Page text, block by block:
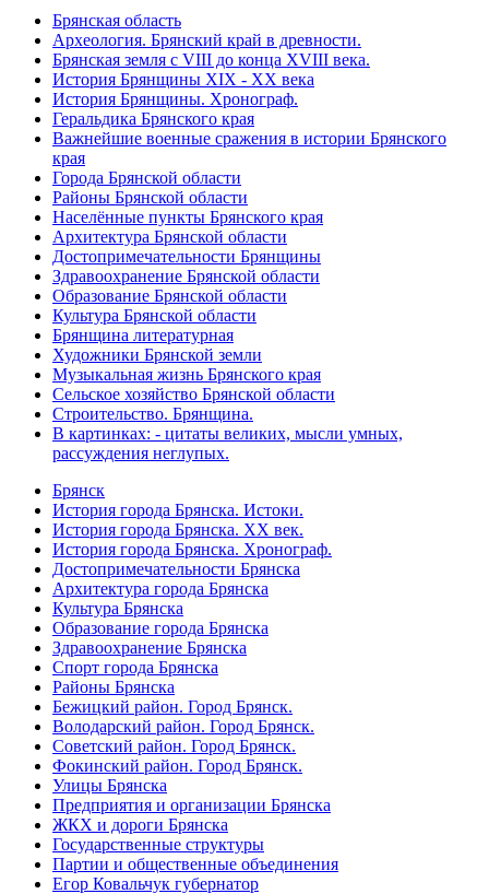
Брянская область
Археология. Брянский край в древности.
Брянская земля с VIII до конца XVIII века.
История Брянщины XIX - XX века
История Брянщины. Хронограф.
Геральдика Брянского края
Важнейшие военные сражения в истории Брянского
края
Города Брянской области
Районы Брянской области
Населённые пункты Брянского края
Архитектура Брянской области
Достопримечательности Брянщины
Здравоохранение Брянской области
Образование Брянской области
Культура Брянской области
Брянщина литературная
Художники Брянской земли
Музыкальная жизнь Брянского края
Сельское хозяйство Брянской области
Строительство. Брянщина.
В картинках: - цитаты великих, мысли умных,
рассуждения неглупых.
Брянск
История города Брянска. Истоки.
История города Брянска. XX век.
История города Брянска. Хронограф.
Достопримечательности Брянска
Архитектура города Брянска
Культура Брянска
Образование города Брянска
Здравоохранение Брянска
Спорт города Брянска
Районы Брянска
Бежицкий район. Город Брянск.
Володарский район. Город Брянск.
Советский район. Город Брянск.
Фокинский район. Город Брянск.
Улицы Брянска
Предприятия и организации Брянска
ЖКХ и дороги Брянска
Государственные структуры
Партии и общественные объединения
Егор Ковальчук губернатор